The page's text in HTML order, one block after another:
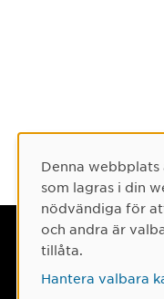
Cookie-
Denna
som lagras i din
nödvändiga för
och andra är
tillåta.
Hantera valbara